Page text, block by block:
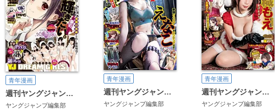
青年漫画
週刊ヤングジャンプ増刊 ヤングジャンプGOLD
ヤングジャンプ編集部
青年漫画
週刊ヤングジャンプ増刊 ヤングジャンプバトル
ヤングジャンプ編集部
青年漫画
週刊ヤングジャンプ増刊 ヤングジャンプラブ
ヤングジャンプ編集部